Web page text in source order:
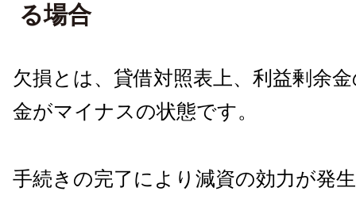
る場合
欠損とは、貸借対照表上、利益剰余
金がマイナスの状態です。
手続きの完了により減資の効力が発